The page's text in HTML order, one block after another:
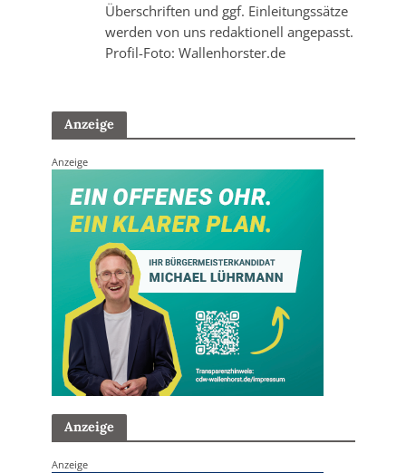
Überschriften und ggf. Einleitungssätze
werden von uns redaktionell angepasst.
Profil-Foto: Wallenhorster.de
Anzeige
Anzeige
Anzeige
Anzeige